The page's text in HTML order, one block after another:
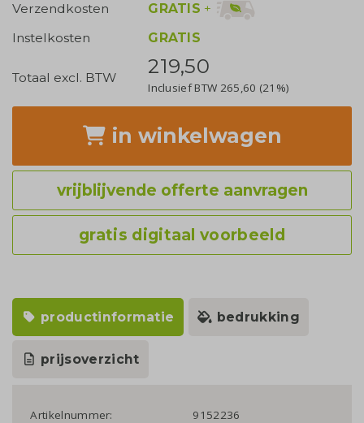
Verzendkosten
GRATIS +
Instelkosten
GRATIS
Totaal excl. BTW 219,50
Inclusief BTW 265,60 (21%)
in winkelwagen
vrijblijvende offerte aanvragen
gratis digitaal voorbeeld
productinformatie bedrukking
prijsoverzicht
Artikelnummer:
9152236